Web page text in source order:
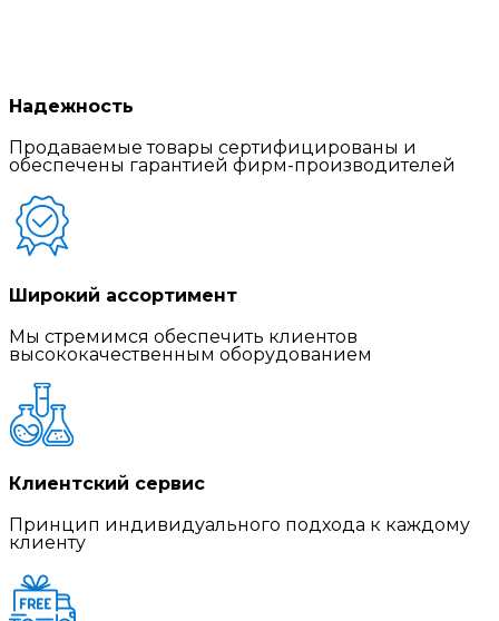
Надежность
Продаваемые товары сертифицированы и
обеспечены гарантией фирм-производителей
Широкий ассортимент
Мы стремимся обеспечить клиентов
высококачественным оборудованием
Клиентский сервис
Принцип индивидуального подхода к каждому
клиенту